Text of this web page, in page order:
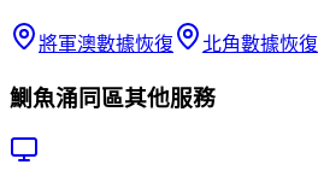
將軍澳數據恢復 北角數據恢復
鰂魚涌 同區其他服務